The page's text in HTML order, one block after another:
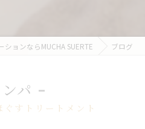
ョンならMUCHA SUERTE ブログ
パ
すトリートメント